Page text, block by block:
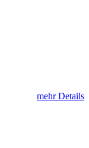
mehr Details